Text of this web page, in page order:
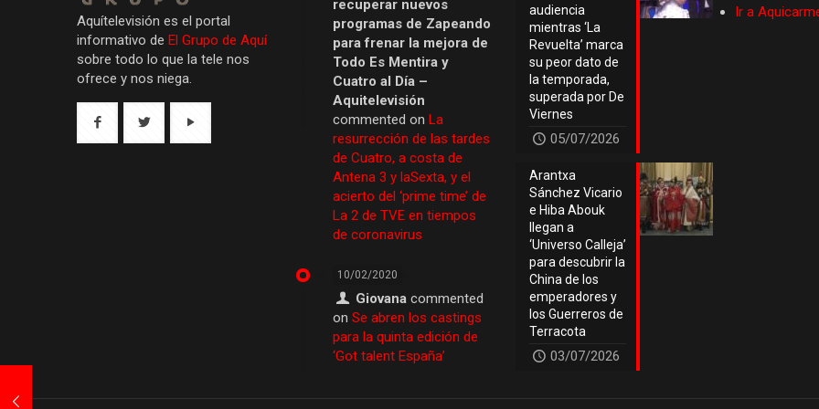
Aquítelevisión es el portal
informativo de El Grupo de Aquí
sobre todo lo que la tele nos
ofrece y nos niega.
recuperar nuevos
programas de Zapeando
para frenar la mejora de
Todo Es Mentira y
Cuatro al Día –
Aquitelevisión
commented on La
resurrección de las tardes
de Cuatro, a costa de
Antena 3 y laSexta, y el
acierto del ‘prime time’ de
La 2 de TVE en tiempos
de coronavirus
10/02/2020
Giovana commented
on Se abren los castings
para la quinta edición de
‘Got talent España’
audiencia
mientras ‘La
Revuelta’ marca
su peor dato de
la temporada,
superada por De
Viernes
05/07/2026
Arantxa
Sánchez Vicario
e Hiba Abouk
llegan a
‘Universo Calleja’
para descubrir la
China de los
emperadores y
los Guerreros de
Terracota
03/07/2026
Ir a